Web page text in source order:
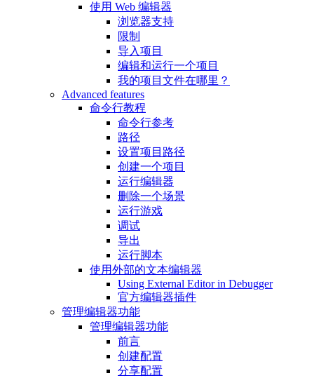
使用 Web 编辑器
浏览器支持
限制
导入项目
编辑和运行一个项目
我的项目文件在哪里？
Advanced features
命令行教程
命令行参考
路径
设置项目路径
创建一个项目
运行编辑器
删除一个场景
运行游戏
调试
导出
运行脚本
使用外部的文本编辑器
Using External Editor in Debugger
官方编辑器插件
管理编辑器功能
管理编辑器功能
前言
创建配置
分享配置